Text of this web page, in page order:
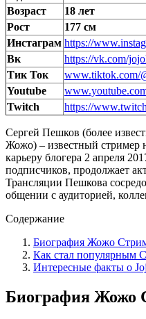
Возраст
18 лет
Рост
177 см
Инстаграм https://
Вк
https://vk.com/
Тик Ток
www.tiktok.com/
Youtube
Twitch
https://
Сергей Пешков (более
Жожо) – известный стример
карьеру блогера 2 апреля
подписчиков, продолжает
Трансляции Пешкова
общении с аудиторией,
Содержание
Биография Жожо
Как стал популярным
Интересные факты о
Биография Жожо